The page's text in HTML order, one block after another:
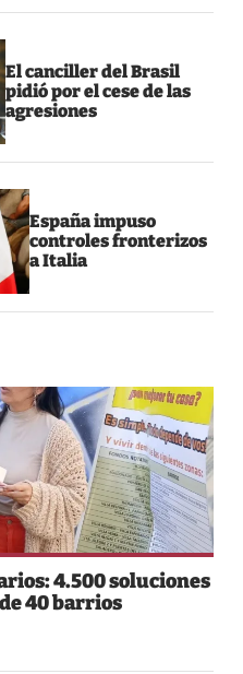
El canciller del Brasil
pidió por el cese de las
agresiones
España impuso
controles fronterizos
a Italia
4.500 soluciones
40 barrios